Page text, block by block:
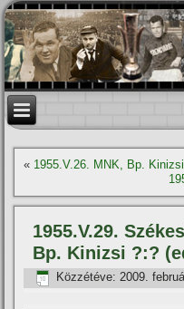
« 1955.V.26. MNK, Bp.
1955.V.29.
Bp. Kinizsi ?:?
Közzétéve: 2009.